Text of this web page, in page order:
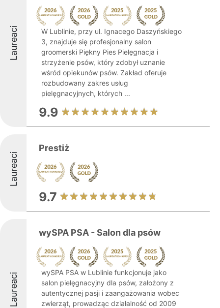
Laureaci
W Lublinie, przy ul. Ignacego Daszyńskiego
3, znajduje się profesjonalny salon
groomerski Piękny Pies Pielęgnacja i
strzyżenie psów, który zdobył uznanie
wśród opiekunów psów. Zakład oferuje
rozbudowany zakres usług
pielęgnacyjnych, których ...
9.9
Laureaci
Prestiż
9.7
Laureaci
wySPA PSA - Salon dla psów
wySPA PSA w Lublinie funkcjonuje jako
salon pielęgnacyjny dla psów, założony z
autentycznej pasji i zaangażowania wobec
zwierząt, prowadząc działalność od 2009